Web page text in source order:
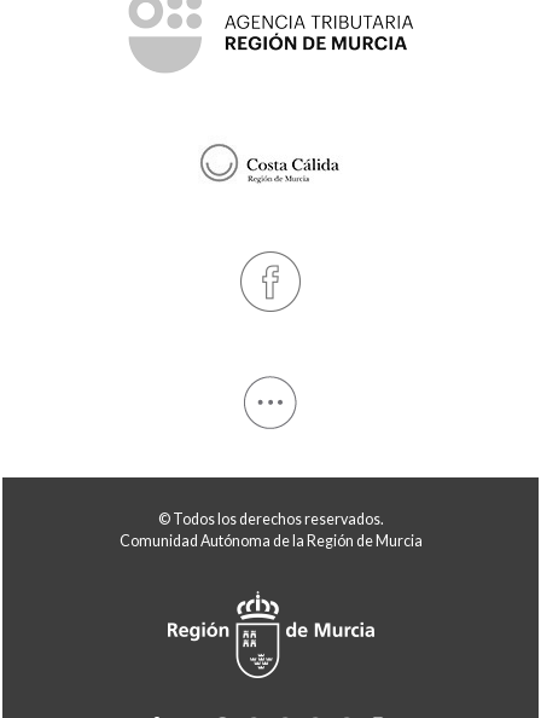
© Todos los derechos reservados.
Comunidad Autónoma de la Región de Murcia